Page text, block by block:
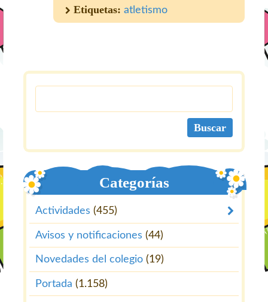
Etiquetas: atletismo
Categorías
Actividades (455)
Avisos y notificaciones (44)
Novedades del colegio (19)
Portada (1.158)